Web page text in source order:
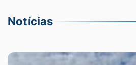
Notícias